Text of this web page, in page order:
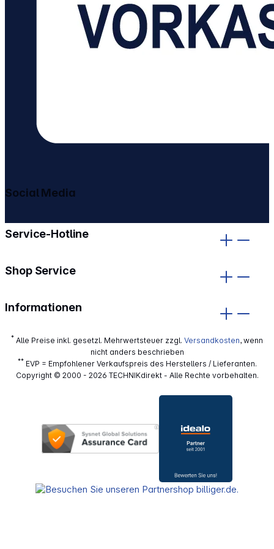
Service-Hotline
Shop Service
Informationen
Social Media
* Alle Preise inkl. gesetzl. Mehrwertsteuer zzgl. Versandkosten, wenn
nicht anders beschrieben
**EVP = Empfohlener Verkaufspreis des Herstellers / Lieferanten.
Copyright © 2000 - 2026 TECHNIKdirekt - Alle Rechte vorbehalten.